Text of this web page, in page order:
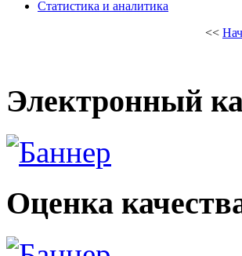
Статистика и аналитика
<<
Электронный
Оценка